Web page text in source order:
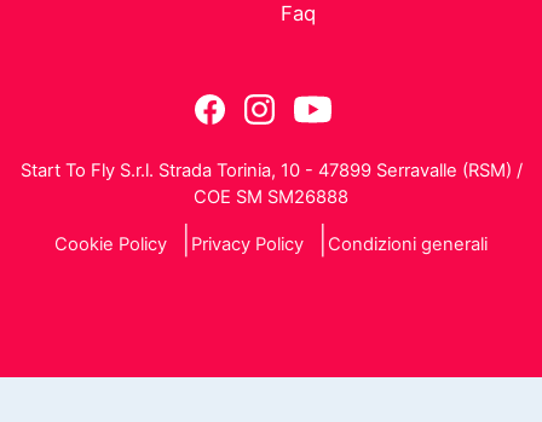
Faq
Start To Fly S.r.l. Strada Torinia, 10 - 47899 Serravalle (RSM) /
COE SM SM26888
Cookie Policy Privacy Policy Condizioni generali